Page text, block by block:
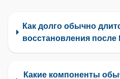
Как долго обычно
восстановления
Какие компоненты